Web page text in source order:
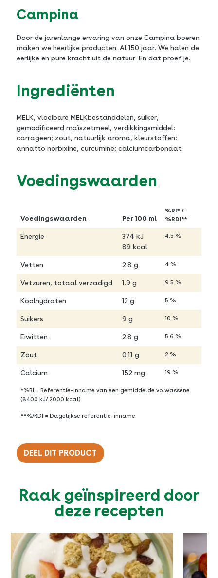
Campina
Door de jarenlange ervaring van onze Campina boeren
maken we heerlijke producten. Al 150 jaar. We halen de
eerlijke en pure kracht uit de natuur. En dat proef je.
Ingrediënten
MELK, vloeibare MELKbestanddelen, suiker,
gemodificeerd maïszetmeel, verdikkingsmiddel:
carrageen; zout, natuurlijk aroma, kleurstoffen:
annatto norbixine, curcumine; calciumcarbonaat.
Voedingswaarden
Voedingswaarden Per 100 ml
%RI* /
%RDI**
Energie
374 kJ
89 kcal
4.5 %
Vetten 2.8 g 4 %
Vetzuren, totaal verzadigd 1.9 g 9.5 %
Koolhydraten 13 g 5 %
Suikers 9 g 10 %
Eiwitten 2.8 g 5.6 %
Zout 0.11 g 2 %
Calcium 152 mg 19 %
*%RI = Referentie-inname van een gemiddelde volwassene
(8400 kJ/ 2000 kcal).
**%/RDI = Dagelijkse referentie-inname.
DEEL DIT PRODUCT
Facebook
Pinterest
Kopieer URL
Raak geïnspireerd door
deze recepten